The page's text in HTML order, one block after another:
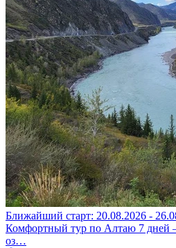
Ближайший старт: 20.08.2026 -
Комфортный тур по Алтаю 7 дней
оз…